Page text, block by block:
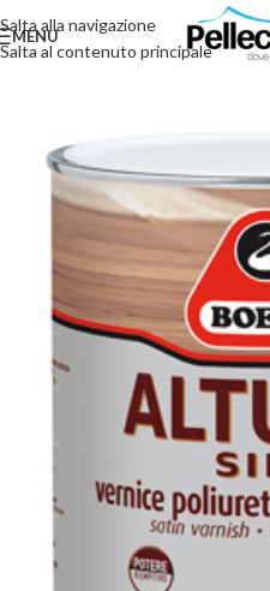
Salta alla navigazione
Salta al contenuto principale
MENU